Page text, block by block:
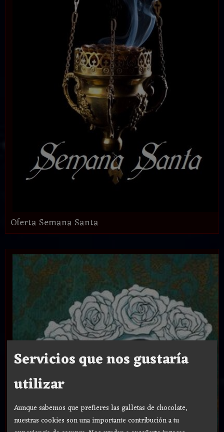
Oferta Semana Santa
Servicios que nos gustaría
utilizar
Aunque sabemos que prefieres las galletas de chocolate,
nuestras cookies son una importante contribución a tu